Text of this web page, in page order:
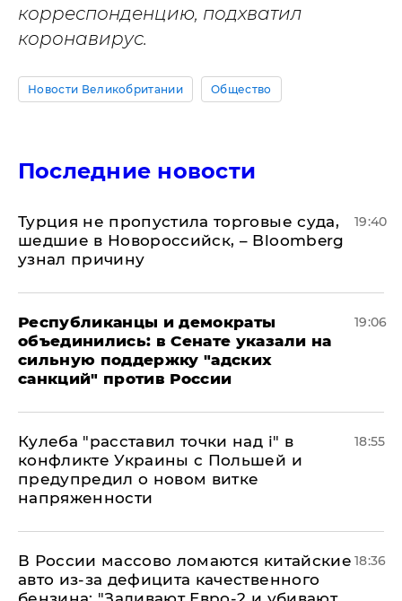
корреспонденцию, подхватил
коронавирус.
Новости Великобритании Общество
Последние новости
Турция не пропустила торговые суда,
шедшие в Новороссийск, – Bloomberg
узнал причину
19:40
Республиканцы и демократы
объединились: в Сенате указали на
сильную поддержку "адских
санкций" против России
19:06
Кулеба "расставил точки над і" в
конфликте Украины с Польшей и
предупредил о новом витке
напряженности
18:55
В России массово ломаются китайские
авто из-за дефицита качественного
18:36